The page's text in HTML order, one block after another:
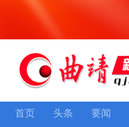
首页 头条 要闻